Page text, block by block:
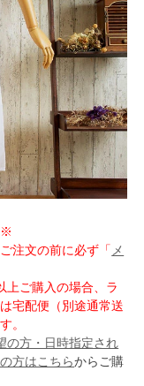
※
注文の前に必ず「 メ
上ご購入の場合、ラ
宅配便（別途通常送
。
の方・日時指定され
方はこちらからご購